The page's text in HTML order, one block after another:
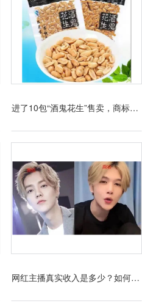
进了10包“酒鬼花生”售卖，商标侵权，便利店被索赔万元
网红主播真实收入是多少？如何缴税？95%月收入竟在5000元以下！